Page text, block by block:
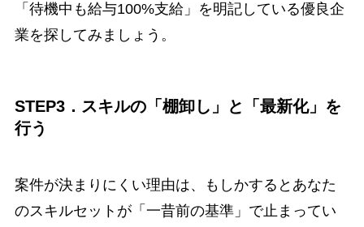
「待機中も給与100%支給」を明記している優良企
業を探してみましょう。
STEP3．スキルの「棚卸し」と「最新化」を
行う
案件が決まりにくい理由は、もしかするとあなた
のスキルセットが「一昔前の基準」で止まってい